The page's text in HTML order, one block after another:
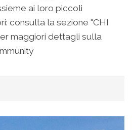
ai loro piccoli
consulta la sezione "CHI
maggiori dettagli sulla